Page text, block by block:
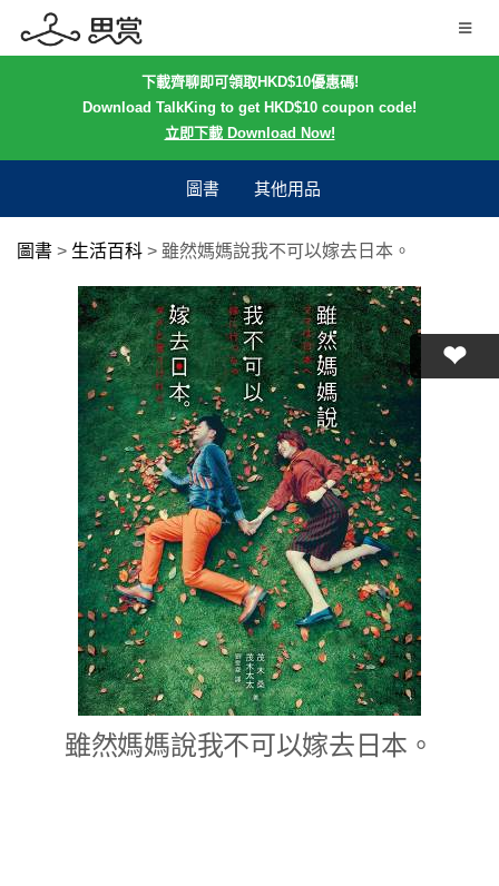
下載齊聊即可領取HKD$10優惠碼!
Download TalkKing to get HKD$10 coupon code!
立即下載 Download Now!
圖書 其他用品
圖書 > 生活百科 > 雖然媽媽說我不可以嫁去日本。
雖然媽媽說我不可以嫁去日本。